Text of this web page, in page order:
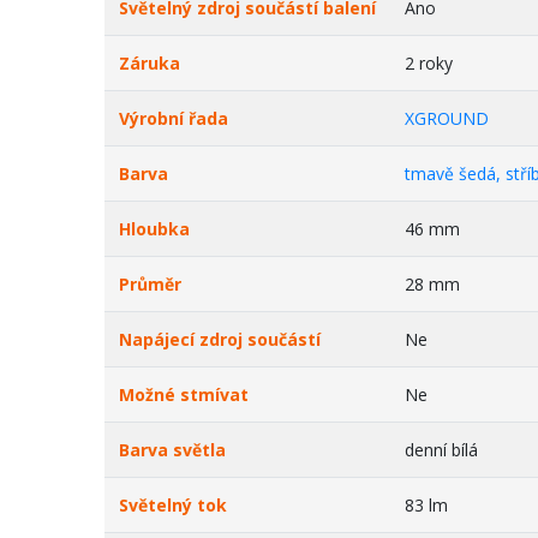
Světelný zdroj součástí balení Ano
Záruka 2 roky
Výrobní řada XGROUND
Barva tmavě šedá,
Hloubka 46 mm
Průměr 28 mm
Napájecí zdroj součástí Ne
Možné stmívat Ne
Barva světla denní bílá
Světelný tok 83 lm